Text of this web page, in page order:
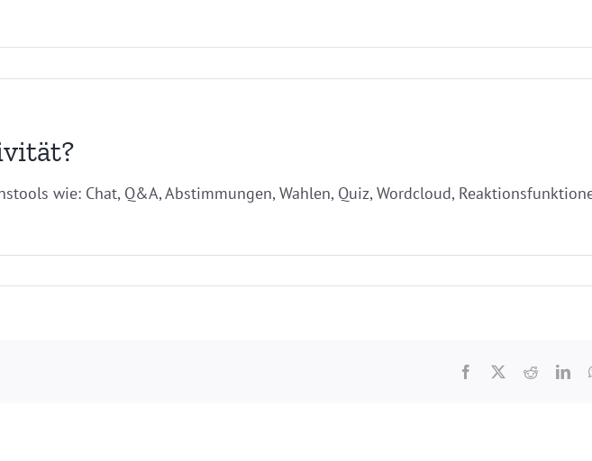
wie: Chat, Q&A, Abstimmungen, Wahlen, Quiz, Wordcloud,
Facebook Reddit